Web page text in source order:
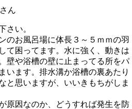
ん
さい。
のお風呂場に体長３～５ｍｍの羽
て困ってます。水に強く、動きは
壁や浴槽の壁に止まってる所をパ
います。排水溝か浴槽の裏あたり
と思いますが、いいきもちがしま
原因なのか、どうすれば発生を防